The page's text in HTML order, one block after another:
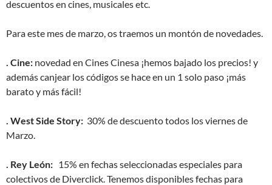
descuentos en cines, musicales etc.
Para este mes de marzo, os traemos un montón de novedades.
. Cine: novedad en Cines Cinesa ¡hemos bajado los precios! y
además canjear los códigos se hace en un 1 solo paso ¡más
barato y más fácil!
. West Side Story: 30% de descuento todos los viernes de
Marzo.
. Rey León: 15% en fechas seleccionadas especiales para
colectivos de Diverclick. Tenemos disponibles fechas para